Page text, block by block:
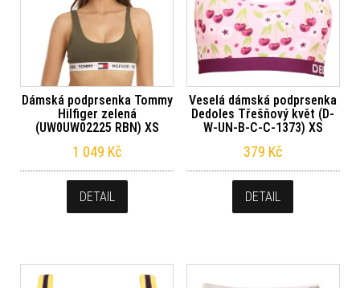
Dámská podprsenka Tommy
Hilfiger zelená
(UW0UW02225 RBN) XS
1 049 Kč
DETAIL
Veselá dámská podprsenka
Dedoles Třešňový květ (D-
W-UN-B-C-C-1373) XS
379 Kč
DETAIL